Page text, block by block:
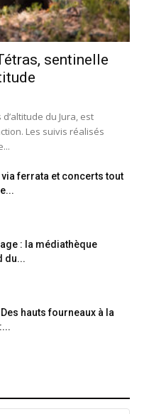
sentinelle
du Jura, est
Les suivis réalisés
ferrata et concerts tout
: la médiathèque
du...
hauts fourneaux à la